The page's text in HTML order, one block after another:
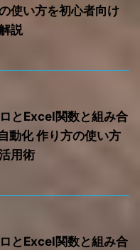
使い方を初心者向け
説
とExcel関数と組み合
動化 作り方の使い方
用術
とExcel関数と組み合